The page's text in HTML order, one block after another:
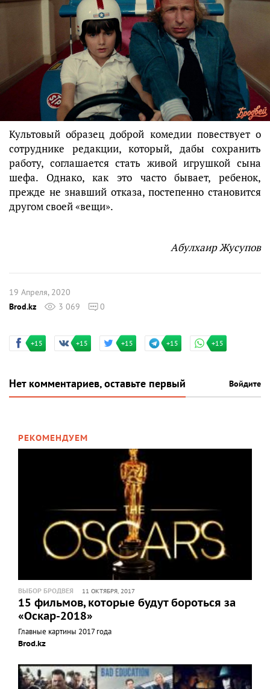
Культовый образец доброй комедии повествует о
сотруднике редакции, который, дабы сохранить
работу, соглашается стать живой игрушкой сына
шефа. Однако, как это часто бывает, ребенок,
прежде не знавший отказа, постепенно становится
другом своей «вещи».
Абулхаир Жусупов
19 Апреля, 2020
Brod.kz
3 069 0
+15 +15 +15 +15 +15
Нет комментариев, оставьте первый Войдите
РЕКОМЕНДУЕМ
ВЫБОР БРОДВЕЯ 11 ОКТЯБРЯ, 2017
15 фильмов, которые будут бороться за
«Оскар-2018»
Главные картины 2017 года
Brod.kz